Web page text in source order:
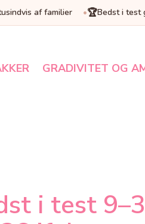
af familier 🏆Bedst i test
GRADIVITET OG
i test